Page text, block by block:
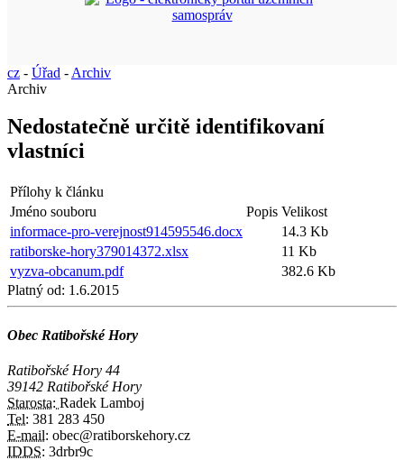
cz - Úřad - Archiv
Archiv
Nedostatečně určitě identifikovaní
vlastníci
Přílohy k článku
Jméno souboru
Popis Velikost
informace-pro-verejnost914595546.docx
14.3 Kb
ratiborske-hory379014372.xlsx
11 Kb
vyzva-obcanum.pdf
382.6 Kb
Platný od: 1.6.2015
Obec Ratibořské Hory
Ratibořské Hory 44
39142 Ratibořské Hory
Starosta: Radek Lamboj
Tel: 381 283 450
E-mail: obec@ratiborskehory.cz
IDDS: 3drbr9c